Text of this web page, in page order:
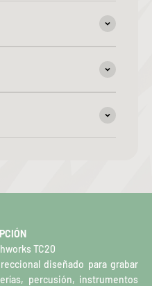
TC20
diseñado para grabar
percusión, instrumentos